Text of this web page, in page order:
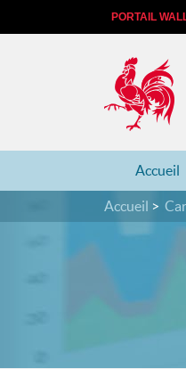
PORTAIL
Accueil
Accueil